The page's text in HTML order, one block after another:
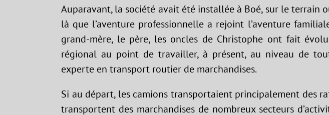
Auparavant, la société avait été installée à Boé, sur le terrain
là que l’aventure professionnelle a rejoint l’aventure
grand-mère, le père, les oncles de Christophe ont fait
régional au point de travailler, à présent, au niveau de
experte en transport routier de marchandises.
Si au départ, les camions transportaient principalement des
transportent des marchandises de nombreux secteurs